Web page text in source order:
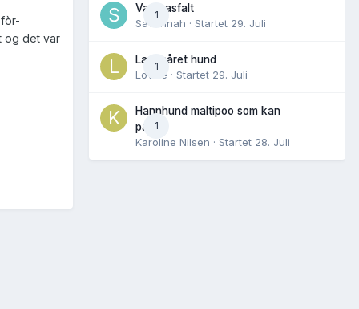
og det var
1
Varm asfalt
Savannah · Startet 29. Juli
1
Langhåret hund
Lovise · Startet 29. Juli
1
Hannhund maltipoo som kan
parres
Karoline Nilsen · Startet 28. Juli